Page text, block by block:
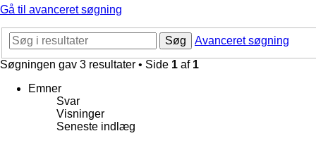
Gå til avanceret søgning
Søg
Avanceret søgning
Søgningen gav 3 resultater • Side 1 af 1
Emner
Svar
Visninger
Seneste indlæg